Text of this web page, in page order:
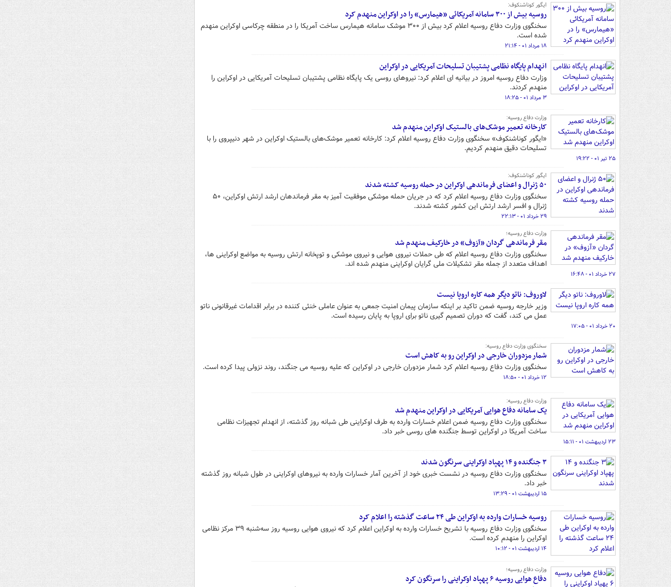
ایگور کوناشنکوف:
روسیه بیش از ۳۰۰ سامانه آمریکائی «هیمارس» را در اوکراین منهدم کرد
سخنگوی وزارت دفاع روسیه اعلام کرد بیش از ۳۰۰ موشک سامانه هیمارس ساخت آمریکا را در منطقه چرکاسی اوکراین منهدم
شده است.
۱۸ مرداد ۰۱ - ۲۱:۱۴
انهدام پایگاه نظامی پشتیبان تسلیحات آمریکایی در اوکراین
وزارت دفاع روسیه امروز در بیانیه ای اعلام کرد: نیروهای روسی یک پایگاه نظامی پشتیبان تسلیحات آمریکایی در اوکراین را
منهدم کردند.
۳ مرداد ۰۱ - ۱۸:۲۵
وزارت دفاع روسیه:
کارخانه تعمیر موشک‌های بالستیک اوکراین منهدم شد
«ایگور کوناشنکوف» سخنگوی وزارت دفاع روسیه اعلام کرد: کارخانه تعمیر موشک‌های بالستیک اوکراین در شهر دنیپروی را با
تسلیحات دقیق منهدم کردیم.
۲۵ تیر ۰۱ - ۱۹:۲۲
ایگور کوناشنکوف:
۵۰ ژنرال‌ و اعضای فرماندهی اوکراین در حمله روسیه کشته شدند
سخنگوی وزارت دفاع روسیه اعلام کرد که در جریان حمله موشکی موفقیت آمیز به مقر فرماندهان ارشد ارتش اوکراین، ۵۰
ژنرال و افسر ارشد ارتش این کشور کشته شدند.
۲۹ خرداد ۰۱ - ۲۲:۱۳
وزارت دفاع روسیه؛
مقر فرماندهی گردان «آزوف» در خارکیف منهدم شد
سخنگوی وزارت دفاع روسیه اعلام که طی حملات نیروی هوایی و نیروی موشکی و توپخانه ارتش روسیه به مواضع اوکراینی ها،
اهداف متعدد از جمله مقر تشکیلات ملی گرایان اوکراینی منهدم شده اند.
۲۷ خرداد ۰۱ - ۱۶:۴۸
لاوروف: ناتو دیگر همه کاره اروپا نیست
وزیر خارجه روسیه ضمن تاکید بر اینکه سازمان پیمان امنیت جمعی به عنوان عاملی خنثی کننده در برابر اقدامات غیرقانونی ناتو
عمل می کند، گفت که دوران تصمیم گیری ناتو برای اروپا به پایان رسیده است.
۲۰ خرداد ۰۱ - ۱۷:۰۵
سخنگوی وزارت دفاع روسیه:
شمار مزدوران خارجی در اوکراین رو به کاهش است
سخنگوی وزارت دفاع روسیه اعلام کرد شمار مزدوران خارجی در اوکراین که علیه روسیه می جنگند، روند نزولی پیدا کرده است.
۱۲ خرداد ۰۱ - ۱۸:۵۰
وزارت دفاع روسیه:
یک سامانه دفاع هوایی آمریکایی در اوکراین منهدم شد
سخنگوی وزارت دفاع روسیه ضمن اعلام خسارات وارده به طرف اوکراینی طی شبانه روز گذشته، از انهدام تجهیزات نظامی
ساخت آمریکا در اوکراین توسط جنگنده های روسی خبر داد.
۲۳ اردیبهشت ۰۱ - ۱۵:۱۱
۳ جنگنده و ۱۴ پهپاد اوکراینی سرنگون شدند
سخنگوی وزارت دفاع روسیه در نشست خبری خود از آخرین آمار خسارات وارده به نیروهای اوکراینی در طول شبانه روز گذشته
خبر داد.
۱۵ اردیبهشت ۰۱ - ۱۳:۲۹
روسیه خسارات وارده به اوکراین طی ۲۴ ساعت گذشته را اعلام کرد
سخنگوی وزارت دفاع روسیه با تشریح خسارات وارده به اوکراین اعلام کرد که نیروی هوایی روسیه روز سه‌شنبه ۳۹ مرکز نظامی
اوکراین را منهدم کرده است.
۱۴ اردیبهشت ۰۱ - ۱۰:۱۲
وزارت دفاع روسیه؛
دفاع هوایی روسیه ۶ پهپاد اوکراینی را سرنگون کرد